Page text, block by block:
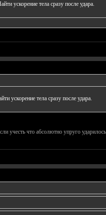
ускорение тела сразу после удара.
ускорение тела сразу после удара.
что абсолютно упруго